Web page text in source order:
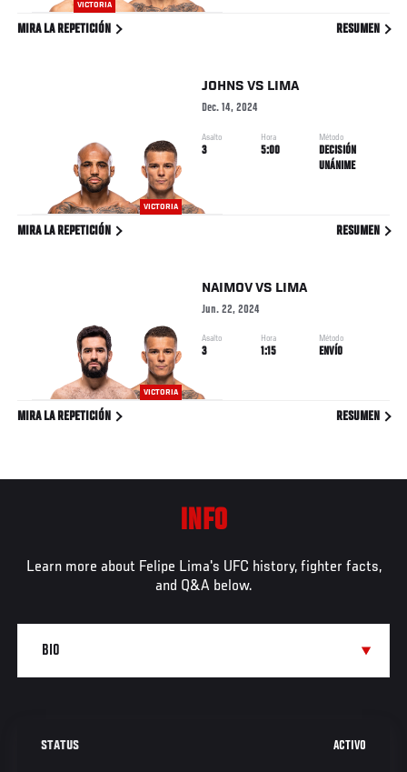
VICTORIA
MIRA LA REPETICIÓN RESUMEN
VICTORIA
JOHNS VS LIMA
Dec. 14, 2024
Asalto
3
Hora
5:00
Método
DECISIÓN
UNÁNIME
MIRA LA REPETICIÓN RESUMEN
VICTORIA
NAIMOV VS LIMA
Jun. 22, 2024
Asalto
3
Hora
1:15
Método
ENVÍO
MIRA LA REPETICIÓN RESUMEN
INFO
Learn more about Felipe Lima's UFC history, fighter facts,
and Q&A below.
STATUS ACTIVO